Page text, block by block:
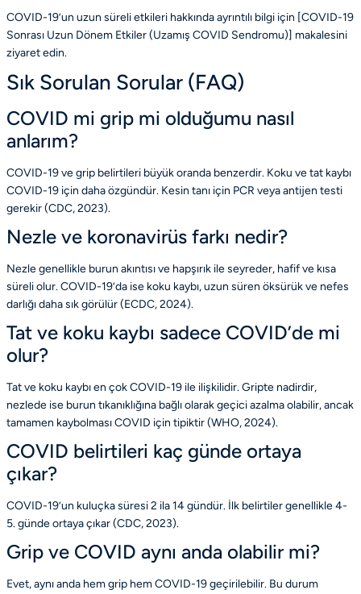
COVID-19’un uzun süreli etkileri hakkında ayrıntılı bilgi için [COVID-19
Sonrası Uzun Dönem Etkiler (Uzamış COVID Sendromu)] makalesini
ziyaret edin.
Sık Sorulan Sorular (FAQ)
COVID mi grip mi olduğumu nasıl
anlarım?
COVID-19 ve grip belirtileri büyük oranda benzerdir. Koku ve tat kaybı
COVID-19 için daha özgündür. Kesin tanı için PCR veya antijen testi
gerekir (CDC, 2023).
Nezle ve koronavirüs farkı nedir?
Nezle genellikle burun akıntısı ve hapşırık ile seyreder, hafif ve kısa
süreli olur. COVID-19’da ise koku kaybı, uzun süren öksürük ve nefes
darlığı daha sık görülür (ECDC, 2024).
Tat ve koku kaybı sadece COVID’de mi
olur?
Tat ve koku kaybı en çok COVID-19 ile ilişkilidir. Gripte nadirdir,
nezlede ise burun tıkanıklığına bağlı olarak geçici azalma olabilir, ancak
tamamen kaybolması COVID için tipiktir (WHO, 2024).
COVID belirtileri kaç günde ortaya
çıkar?
COVID-19’un kuluçka süresi 2 ila 14 gündür. İlk belirtiler genellikle 4-
5. günde ortaya çıkar (CDC, 2023).
Grip ve COVID aynı anda olabilir mi?
Evet, aynı anda hem grip hem COVID-19 geçirilebilir. Bu durum